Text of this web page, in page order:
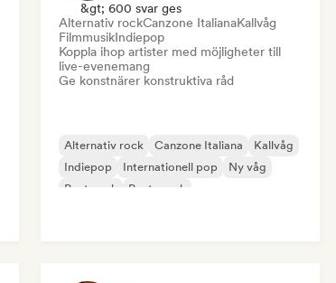
&gt; 600 svar ges
Alternativ rockCanzone ItalianaKallvåg
FilmmusikIndiepop
Koppla ihop artister med möjligheter till
live-evenemang
Ge konstnärer konstruktiva råd
Alternativ rock Canzone Italiana
Kallvåg
Indiepop
Internationell pop
Ny våg
Post punk
Posta rock